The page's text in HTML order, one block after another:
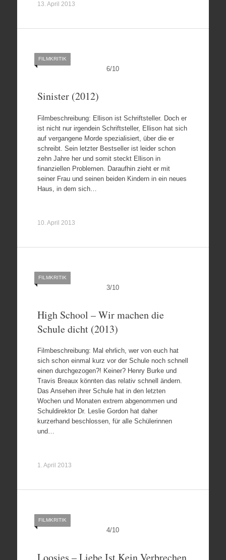
13. April 2013
6/10
FILMKRITIK
Sinister (2012)
Filmbeschreibung: Ellison ist Schriftsteller. Doch er
ist nicht nur irgendein Schriftsteller, Ellison hat sich
auf vergangene Morde spezialisiert, über die er
schreibt. Sein letzter Bestseller ist leider schon
zehn Jahre her und somit steckt Ellison in
finanziellen Problemen. Daraufhin zieht er mit
seiner Frau und seinen beiden Kindern in ein neues
Haus, in dem sich…
10. April 2013
3/10
FILMKRITIK
High School – Wir machen die
Schule dicht (2013)
Filmbeschreibung: Mal ehrlich, wer von euch hat
sich schon einmal kurz vor der Schule noch schnell
einen durchgezogen?! Keiner? Henry Burke und
Travis Breaux könnten das relativ schnell ändern.
Das Ansehen ihrer Schule hat in den letzten
Wochen und Monaten extrem abgenommen und
Schuldirektor Dr. Leslie Gordon hat daher
kurzerhand beschlossen, für alle Schülerinnen
und…
1. April 2013
4/10
FILMKRITIK
Loosies – Liebe Ist Kein Verbrechen